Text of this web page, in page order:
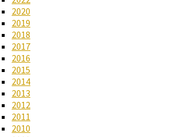
2020
2019
2018
2017
2016
2015
2014
2013
2012
2011
2010